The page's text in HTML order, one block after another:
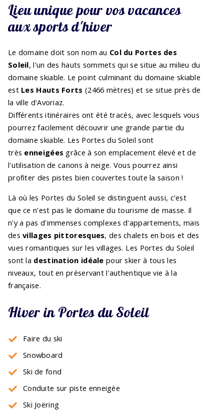
Lieu unique pour vos vacances
aux sports d'hiver
Le domaine doit son nom au Col du Portes des
Soleil, l'un des hauts sommets qui se situe au milieu du
domaine skiable. Le point culminant du domaine skiable
est Les Hauts Forts (2466 mètres) et se situe près de
la ville d'Avoriaz.
Différents itinéraires ont été tracés, avec lesquels vous
pourrez facilement découvrir une grande partie du
domaine skiable. Les Portes du Soleil sont
très enneigées grâce à son emplacement élevé et de
l'utilisation de canons à neige. Vous pourrez ainsi
profiter des pistes bien couvertes toute la saison !
Là où les Portes du Soleil se distinguent aussi, c'est
que ce n'est pas le domaine du tourisme de masse. Il
n'y a pas d'immenses complexes d'appartements, mais
desvillages pittoresques, des chalets en bois et des
vues romantiques sur les villages. Les Portes du Soleil
sont la destination idéale pour skier à tous les
niveaux, tout en préservant l'authentique vie à la
française.
Hiver in Portes du Soleil
Faire du ski
Snowboard
Ski de fond
Conduite sur piste enneigée
Ski Joëring